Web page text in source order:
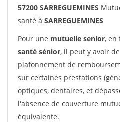
57200 SARREGUEMINES
santé à SARREGUEMINES
Pour une mutuelle senior, en
santé sénior, il peut y avoir
plafonnement de
sur certaines prestations
optiques, dentaires, et
l'absence de couverture
équivalente.